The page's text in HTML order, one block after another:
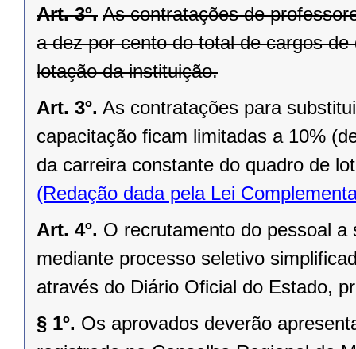
Art. 3º. As contratações de
a dez por cento do total de cargos
lotação da instituição.
Art. 3º. As contratações para
capacitação ficam limitadas a 10%
da carreira constante do quadro de
(Redação dada pela Lei
Art. 4º. O recrutamento do pessoal
mediante processo seletivo
através do Diário Oficial do Estado,
§ 1º. Os aprovados deverão